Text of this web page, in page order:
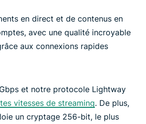
en direct et de contenus en
avec une qualité incroyable
aux connexions rapides
et notre protocole Lightway
vitesses de streaming. De plus,
un cryptage 256-bit, le plus